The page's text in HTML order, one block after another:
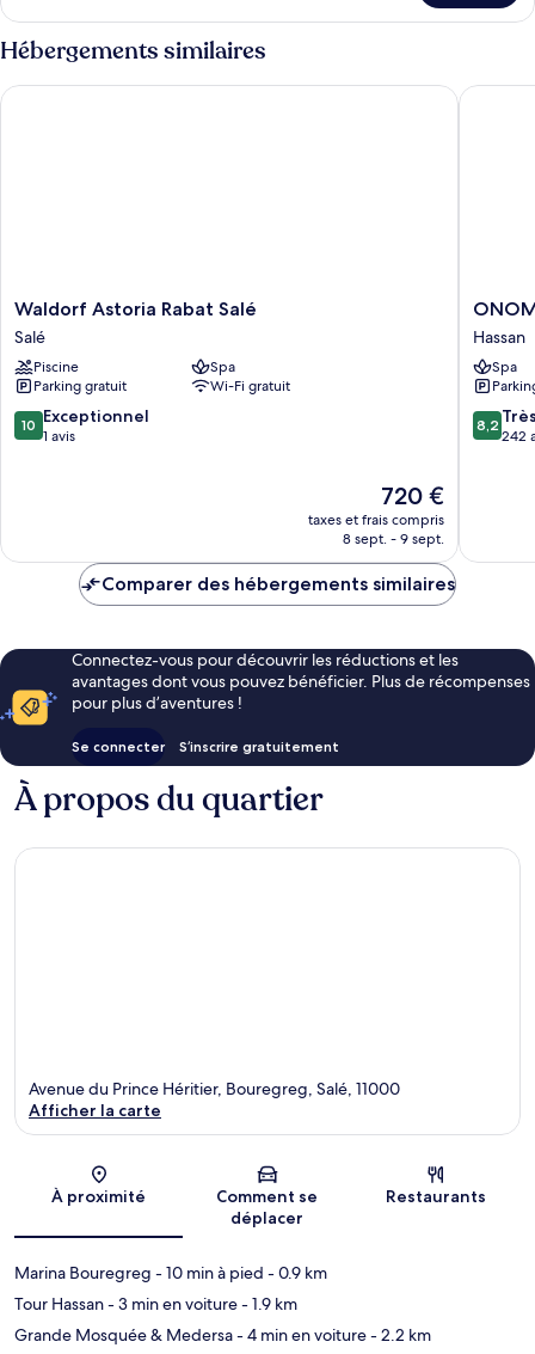
le
type
de
chambre
Chambre
Hébergements similaires
Waldorf
Astoria
Rabat
Salé
Salé
Waldorf Astoria Rabat Salé
Salé
Piscine
Spa
Parking gratuit
Wi-Fi gratuit
10.0
sur
10 Exceptionnel
1 avis
Le
nouveau
prix
de
720 €
taxes et frais compris
8 sept. - 9 sept.
Waldorf Astoria Rabat Salé
Hotel
Rabat
Hassan
Hassan
Spa
8.2
sur
8,2
242
Comparer des hébergements similaires
Connectez-vous pour découvrir les réductions et les
avantages dont vous pouvez bénéficier. Plus de récompenses
pour plus d’aventures !
Se connecter S’inscrire gratuitement
À propos du quartier
Carte
Avenue du Prince Héritier, Bouregreg, Salé, 11000
Afficher la carte
À proximité
Comment se
déplacer
Restaurants
Marina Bouregreg - 10 min à pied - 0.9 km
Tour Hassan- 3 min en voiture- 1.9 km
Grande Mosquée & Medersa- 4 min en voiture- 2.2 km